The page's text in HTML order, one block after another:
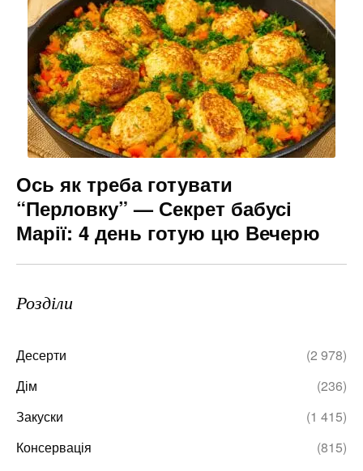
Ось як треба готувати
“Перловку” — Секрет бабусі
Марії: 4 день готую цю Вечерю
Розділи
Десерти
(2 978)
Дім
(236)
Закуски
(1 415)
Консервація
(815)